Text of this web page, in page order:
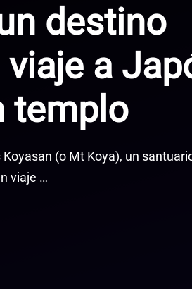
destino
a
templo
(o Mt Koya), un
viaje …